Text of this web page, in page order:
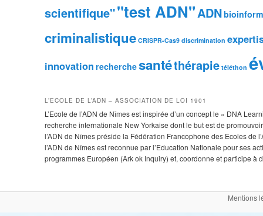
scientifique""test ADN"ADN
criminalistique CRISPR-Cas9 discrimination
innovation recherchesantéthérapie téléthon
L’ECOLE DE L’ADN – ASSOCIATION DE LOI 1901
L’Ecole de l’ADN de Nîmes est inspirée d’un concept le « DNA
recherche internationale New Yorkaise dont le but est de
l’ADN de Nîmes préside la Fédération Francophone des Ecoles de
l’ADN de Nîmes est reconnue par l’Education Nationale pour ses
programmes Européen (Ark ok Inquiry) et, coordonne et participe
Mentions